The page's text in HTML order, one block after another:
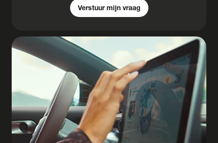
Verstuur mijn vraag